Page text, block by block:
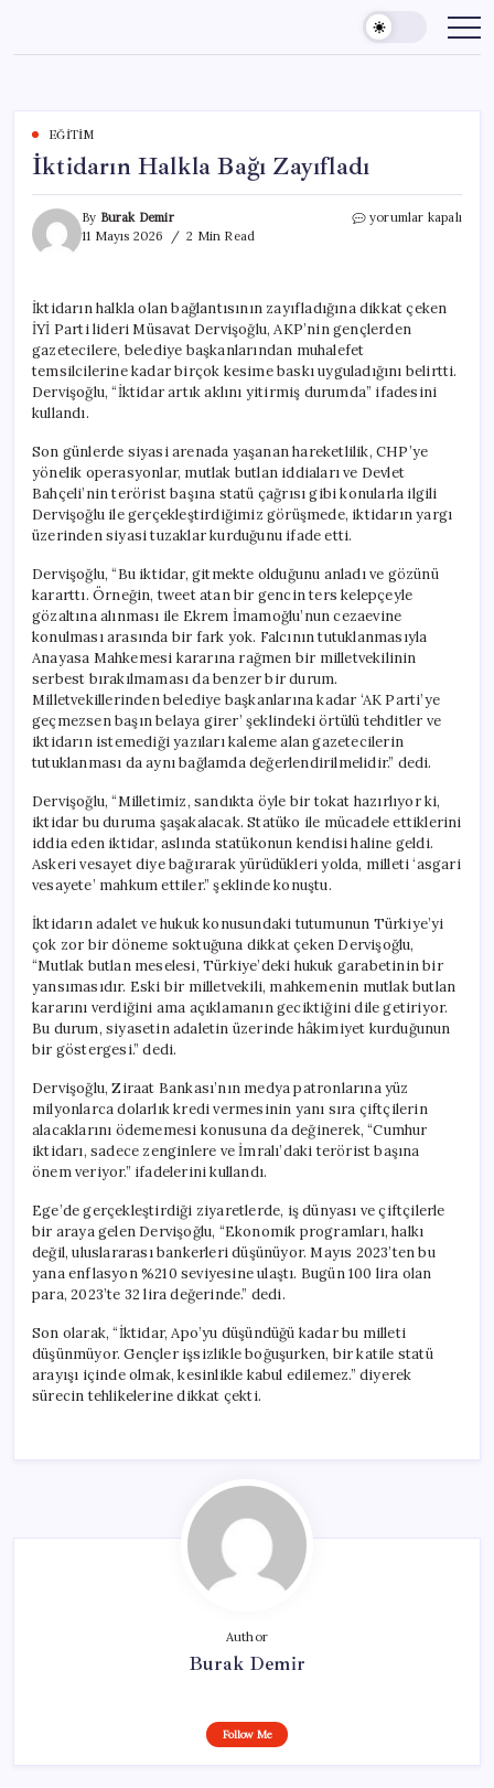
content
EĞITIM
İktidarın Halkla Bağı Zayıfladı
By Burak Demir
11 Mayıs 2026
2 Min Read
İktidarın
yorumlar kapalı
İktidarın halkla olan bağlantısının zayıfladığına dikkat çeken
İYİ Parti lideri Müsavat Dervişoğlu, AKP’nin gençlerden
gazetecilere, belediye başkanlarından muhalefet
temsilcilerine kadar birçok kesime baskı uyguladığını belirtti.
Dervişoğlu, “İktidar artık aklını yitirmiş durumda” ifadesini
kullandı.
Son günlerde siyasi arenada yaşanan hareketlilik, CHP’ye
yönelik operasyonlar, mutlak butlan iddiaları ve Devlet
Bahçeli’nin terörist başına statü çağrısı gibi konularla ilgili
Dervişoğlu ile gerçekleştirdiğimiz görüşmede, iktidarın yargı
üzerinden siyasi tuzaklar kurduğunu ifade etti.
Dervişoğlu, “Bu iktidar, gitmekte olduğunu anladı ve gözünü
kararttı. Örneğin, tweet atan bir gencin ters kelepçeyle
gözaltına alınması ile Ekrem İmamoğlu’nun cezaevine
konulması arasında bir fark yok. Falcının tutuklanmasıyla
Anayasa Mahkemesi kararına rağmen bir milletvekilinin
serbest bırakılmaması da benzer bir durum.
Milletvekillerinden belediye başkanlarına kadar ‘AK Parti’ye
geçmezsen başın belaya girer’ şeklindeki örtülü tehditler ve
iktidarın istemediği yazıları kaleme alan gazetecilerin
tutuklanması da aynı bağlamda değerlendirilmelidir.” dedi.
Dervişoğlu, “Milletimiz, sandıkta öyle bir tokat hazırlıyor ki,
iktidar bu duruma şaşakalacak. Statüko ile mücadele ettiklerini
iddia eden iktidar, aslında statükonun kendisi haline geldi.
Askeri vesayet diye bağırarak yürüdükleri yolda, milleti ‘asgari
vesayete’ mahkum ettiler.” şeklinde konuştu.
İktidarın adalet ve hukuk konusundaki tutumunun Türkiye’yi
çok zor bir döneme soktuğuna dikkat çeken Dervişoğlu,
“Mutlak butlan meselesi, Türkiye’deki hukuk garabetinin bir
yansımasıdır. Eski bir milletvekili, mahkemenin mutlak butlan
kararını verdiğini ama açıklamanın geciktiğini dile getiriyor.
Bu durum, siyasetin adaletin üzerinde hâkimiyet kurduğunun
bir göstergesi.” dedi.
Dervişoğlu, Ziraat Bankası’nın medya patronlarına yüz
milyonlarca dolarlık kredi vermesinin yanı sıra çiftçilerin
alacaklarını ödememesi konusuna da değinerek, “Cumhur
iktidarı, sadece zenginlere ve İmralı’daki terörist başına
önem veriyor.” ifadelerini kullandı.
Ege’de gerçekleştirdiği ziyaretlerde, iş dünyası ve çiftçilerle
bir araya gelen Dervişoğlu, “Ekonomik programları, halkı
değil, uluslararası bankerleri düşünüyor. Mayıs 2023’ten bu
yana enflasyon %210 seviyesine ulaştı. Bugün 100 lira olan
para, 2023’te 32 lira değerinde.” dedi.
Son olarak, “İktidar, Apo’yu düşündüğü kadar bu milleti
düşünmüyor. Gençler işsizlikle boğuşurken, bir katile statü
arayışı içinde olmak, kesinlikle kabul edilemez.” diyerek
sürecin tehlikelerine dikkat çekti.
Author
Burak Demir
Follow Me